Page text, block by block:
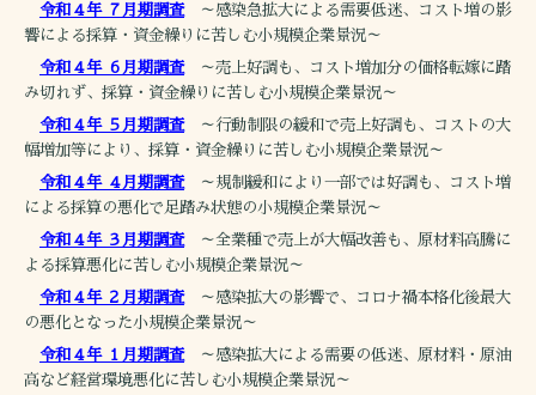
令和４年 ７月期調査～感染急拡大による需要低迷、コスト増の影
響による採算・資金繰りに苦しむ小規模企業景況～
令和４年 ６月期調査～売上好調も、コスト増加分の価格転嫁に踏
み切れず、採算・資金繰りに苦しむ小規模企業景況～
令和４年 ５月期調査～行動制限の緩和で売上好調も、コストの大
幅増加等により、採算・資金繰りに苦しむ小規模企業景況～
令和４年 ４月期調査～規制緩和により一部では好調も、コスト増
による採算の悪化で足踏み状態の小規模企業景況～
令和４年 ３月期調査～全業種で売上が大幅改善も、原材料高騰に
よる採算悪化に苦しむ小規模企業景況～
令和４年 ２月期調査～感染拡大の影響で、コロナ禍本格化後最大
の悪化となった小規模企業景況～
令和４年 １月期調査～感染拡大による需要の低迷、原材料・原油
高など経営環境悪化に苦しむ小規模企業景況～